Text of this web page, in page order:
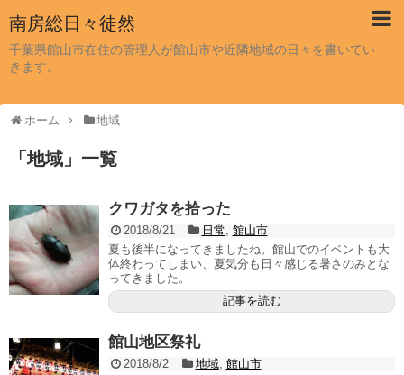
南房総日々徒然
千葉県館山市在住の管理人が館山市や近隣地域の日々を書いてい
きます。
ホーム 地域
「地域 」 一覧
クワガタを拾った
2018/8/21 日常, 館山市
夏も後半になってきましたね。館山でのイベントも大
体終わってしまい、夏気分も日々感じる暑さのみとな
ってきました。
記事を読む
館山地区祭礼
2018/8/2 地域, 館山市